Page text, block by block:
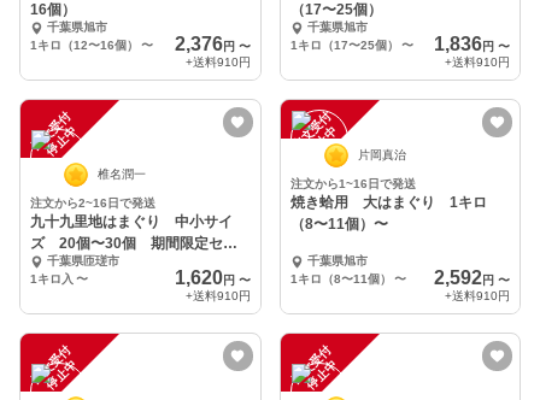
16個）
千葉県旭市
1キロ（12〜16個）
〜 2,376円 〜
+送料910円
（17〜25個）
千葉県旭市
1キロ（17〜25個）
〜 1,836円 〜
+送料910円
注
文
受
付
停
止
中
椎名潤一
注文から2~16日で発送
九十九里地はまぐり 中小サイ
ズ 20個〜30個 期間限定セー
ル品千葉県匝瑳市
1キロ入 〜 1,620円 〜
+送料910円
注
文
受
付
停
止
中 片岡真治
注文から1~16日で発送
焼き蛤用 大はまぐり 1キロ
（8〜11個）〜
千葉県旭市
1キロ（8〜11個）
〜 2,592円 〜
+送料910円
注
文
受
付
停
止
中 注
文
受
付
停
止
中